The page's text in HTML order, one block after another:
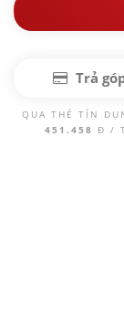
Trả
QUA THẺ TÍN
451.458 Đ /